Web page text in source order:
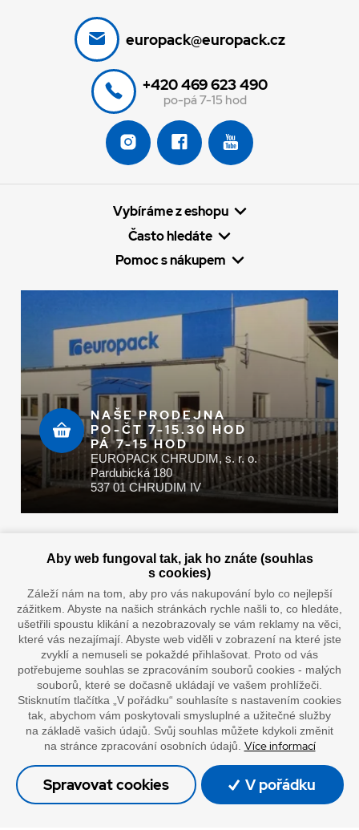
europack@europack.cz
+420 469 623 490
po-pá 7-15 hod
Vybíráme z eshopu
Často hledáte
Pomoc s nákupem
NAŠE PRODEJNA
PO-ČT 7-15.30 HOD
PÁ 7-15 HOD
EUROPACK CHRUDIM, s. r. o.
Pardubická 180
537 01 CHRUDIM IV
Doprava vaším oblíbeným dopravcem
”Lepíme s jistotou”
© Oficiální stránky společnosti Europack
Aby web fungoval tak, jak ho znáte (souhlas
s cookies)
Záleží nám na tom, aby pro vás nakupování bylo co nejlepší
zážitkem. Abyste na našich stránkách rychle našli to, co hledáte,
ušetřili spoustu klikání a nezobrazovaly se vám reklamy na věci,
které vás nezajímají. Abyste web viděli v zobrazení na které jste
zvyklí a nemuseli se pokaždé přihlašovat. Proto od vás
potřebujeme souhlas se zpracováním souborů cookies - malých
souborů, které se dočasně ukládají ve vašem prohlížeči.
Stisknutím tlačítka „V pořádku“ souhlasíte s nastavením cookies
tak, abychom vám poskytovali smysluplné a užitečné služby
na základě vašich údajů. Svůj souhlas můžete kdykoli změnit
na stránce zpracování osobních údajů. Více informací
Spravovat cookies V pořádku